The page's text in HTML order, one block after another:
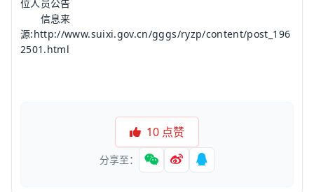
位人员公告
信息来
源:http://www.suixi.gov.cn/gggs/ryzp/content/post_196
2501.html
10 点赞
分享至：